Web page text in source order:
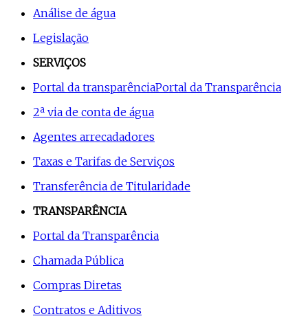
Análise de água
Legislação
SERVIÇOS
Portal da transparênciaPortal da Transparência
2ª via de conta de água
Agentes arrecadadores
Taxas e Tarifas de Serviços
Transferência de Titularidade
TRANSPARÊNCIA
Portal da Transparência
Chamada Pública
Compras Diretas
Contratos e Aditivos